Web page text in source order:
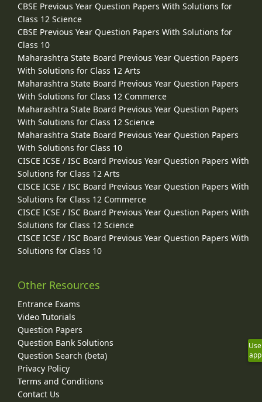
CBSE Previous Year Question Papers With Solutions for
Class 12 Science
CBSE Previous Year Question Papers With Solutions for
Class 10
Maharashtra State Board Previous Year Question Papers
With Solutions for Class 12 Arts
Maharashtra State Board Previous Year Question Papers
With Solutions for Class 12 Commerce
Maharashtra State Board Previous Year Question Papers
With Solutions for Class 12 Science
Maharashtra State Board Previous Year Question Papers
With Solutions for Class 10
CISCE ICSE / ISC Board Previous Year Question Papers With
Solutions for Class 12 Arts
CISCE ICSE / ISC Board Previous Year Question Papers With
Solutions for Class 12 Commerce
CISCE ICSE / ISC Board Previous Year Question Papers With
Solutions for Class 12 Science
CISCE ICSE / ISC Board Previous Year Question Papers With
Solutions for Class 10
Other Resources
Entrance Exams
Video Tutorials
Question Papers
Question Bank Solutions
Question Search (beta)
Privacy Policy
Terms and Conditions
Contact Us
Use
app